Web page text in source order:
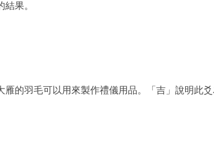
果。
的羽毛可以用來製作禮儀用品。「吉」說明此